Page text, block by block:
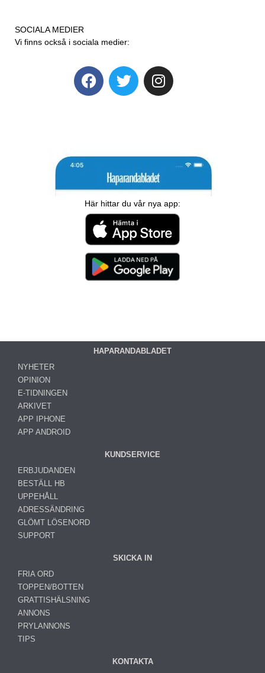
SOCIALA MEDIER
Vi finns också i sociala medier:
Här hittar du vår nya app:
HAPARANDABLADET
NYHETER
OPINION
E-TIDNINGEN
ARKIVET
APP IPHONE
APP ANDROID
KUNDSERVICE
ERBJUDANDEN
BESTÄLL HB
UPPEHÅLL
ADRESSÄNDRING
GLÖMT LÖSENORD
SUPPORT
SKICKA IN
FRIA ORD
TOPPEN/BOTTEN
GRATTISHÄLSNING
ANNONS
PRYLANNONS
TIPS
KONTAKTA